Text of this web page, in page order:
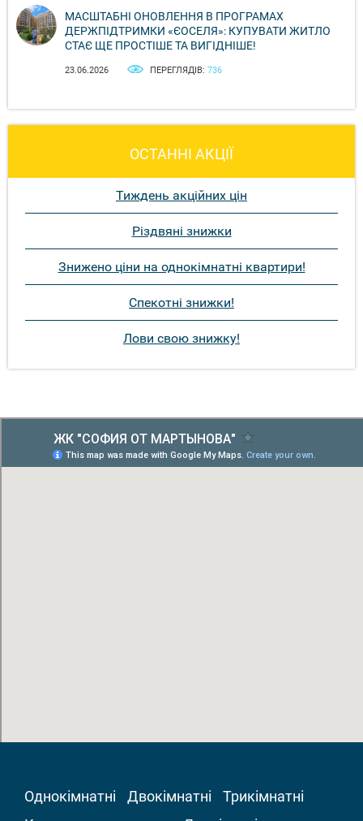
МАСШТАБНІ ОНОВЛЕННЯ В ПРОГРАМАХ
ДЕРЖПІДТРИМКИ «ЄОСЕЛЯ»: КУПУВАТИ ЖИТЛО
СТАЄ ЩЕ ПРОСТІШЕ ТА ВИГІДНІШЕ!
23.06.2026 ПЕРЕГЛЯДІВ: 736
ОСТАННІ АКЦІЇ
Тиждень акційних цін
Різдвяні знижки
Знижено ціни на однокімнатні квартири!
Спекотні знижки!
Лови свою знижку!
Однокімнатні Двокімнатні
Трикімнатні